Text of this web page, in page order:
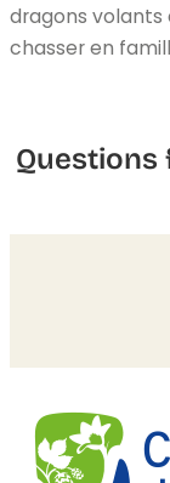
dragons volants
chasser en
Questions